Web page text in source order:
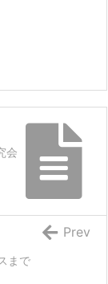
会
まで
Prev